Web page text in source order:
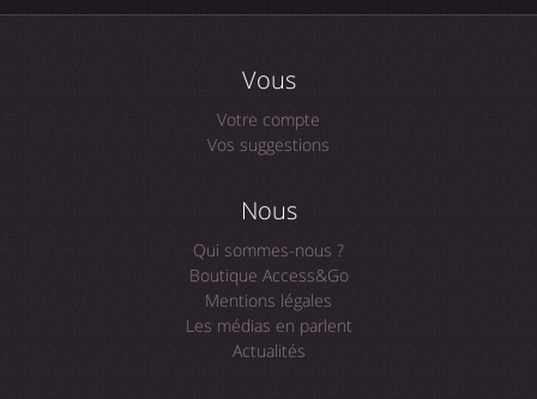
Vous
Votre compte
Vos suggestions
Nous
Qui sommes-nous ?
Boutique Access&Go
Mentions légales
Les médias en parlent
Actualités